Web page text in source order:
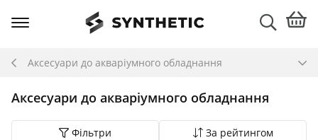
Аксесуари до акваріумного обладнання
Аксесуари до акваріумного обладнання
Фільтри За рейтингом